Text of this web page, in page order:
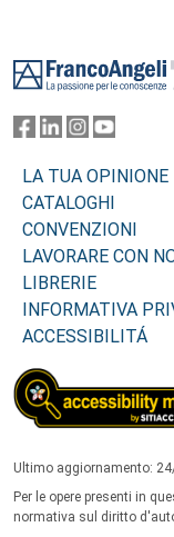
LA TUA OPINIONE
CATALOGHI
CONVENZIONI
LAVORARE CON
LIBRERIE
INFORMATIVA
ACCESSIBILITÁ
Ultimo aggiornamento:
Per le opere presenti in
normativa sul diritto